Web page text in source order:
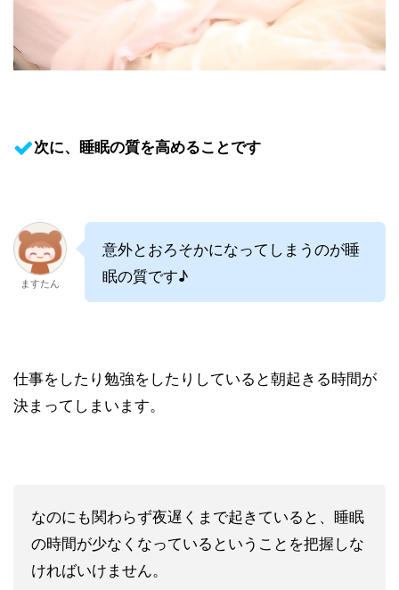
次に、睡眠の質を高めることです
ますたん
意外とおろそかになってしまうのが睡
眠の質です♪
仕事をしたり勉強をしたりしていると朝起きる時間が
決まってしまいます。
なのにも関わらず夜遅くまで起きていると、睡眠
の時間が少なくなっているということを把握しな
ければいけません。